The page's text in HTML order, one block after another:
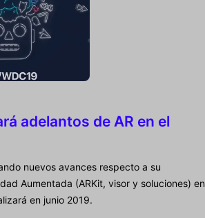
adelantos de AR en el
nuevos avances respecto a su
Aumentada (ARKit, visor y soluciones) en
en junio 2019.